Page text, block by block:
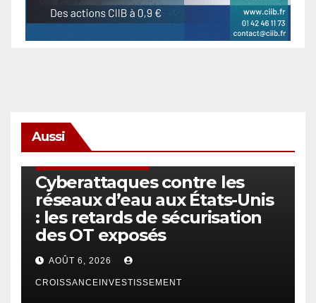
Aussi
Cyberattaques contre les
réseaux d’eau aux États-Unis
: les retards de sécurisation
des OT exposés
AOÛT 6, 2026
CROISSANCEINVESTISSEMENT